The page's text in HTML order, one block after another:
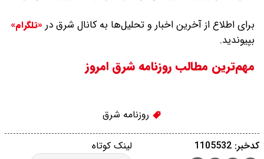
برای اطلاع از آخرین اخبار و تحلیل‌ها به کانال شرق در «تلگرام»
بپیوندید.
مهم‌ترین مطالب روزنامه شرق امروز
روزنامه شرق
لینک کوتاه کدخبر: 1105532